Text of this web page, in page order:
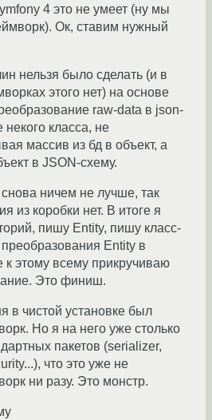
4 это не умеет (ну мы
Ок, ставим нужный
нельзя было сделать (и в
этого нет) на основе
raw-data в json-
класса, не
массив из бд в объект, а
в JSON-схему.
ничем не лучше, так
из коробки нет. В итоге я
пишу Entity, пишу класс-
Entity в
этому всему прикручиваю
Это финиш.
в чистой установке был
Но я на него уже столько
пакетов (serializer,
что это уже не
ни разу. Это монстр.